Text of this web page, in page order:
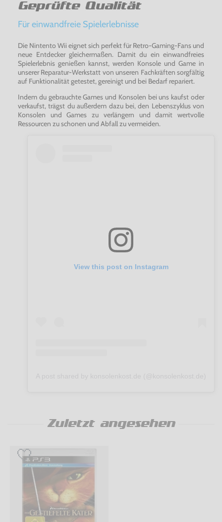
Geprüfte Qualität
Für einwandfreie Spielerlebnisse
Die Nintento Wii eignet sich perfekt für Retro-Gaming-Fans und
neue Entdecker gleichermaßen. Damit du ein einwandfreies
Spielerlebnis genießen kannst, werden Konsole und Game in
unserer Reparatur-Werkstatt von unseren Fachkräften sorgfältig
auf Funktionalität getestet, gereinigt und bei Bedarf repariert.
Indem du gebrauchte Games und Konsolen bei uns kaufst oder
verkaufst, trägst du außerdem dazu bei, den Lebenszyklus von
Konsolen und Games zu verlängern und damit wertvolle
Ressourcen zu schonen und Abfall zu vermeiden.
View this post on Instagram
Zuletzt angesehen